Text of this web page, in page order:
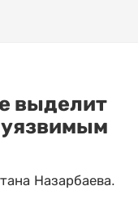
выделит
уязвимым
Назарбаева.